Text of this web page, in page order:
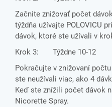
Začnite znižovať počet
týždňa užívajte POLOVICU
dávok, ktoré ste užívali v
Krok 3: Týždne 10-12
Pokračujte v znižovaní
ste neužívali viac, ako 4
Keď ste znížili počet dávok
Nicorette Spray.